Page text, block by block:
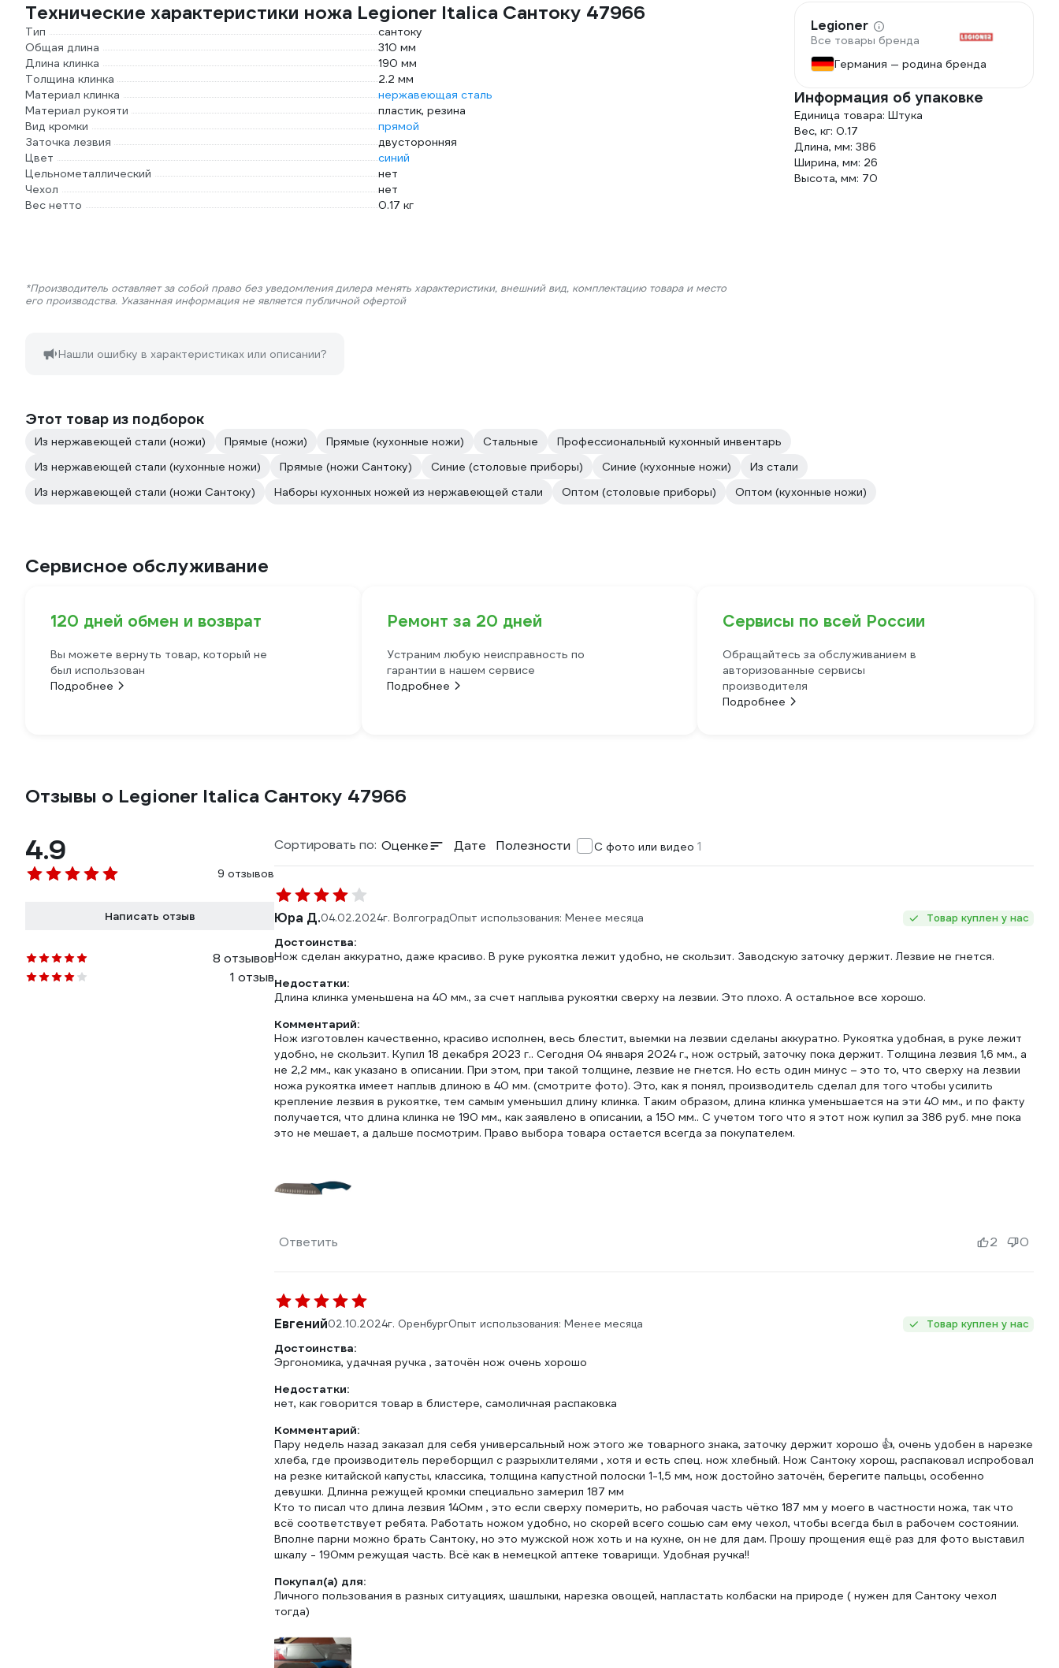
Технические характеристики ножа Legioner Italica Сантоку 47966
Тип
сантоку
Общая длина
310 мм
Длина клинка
190 мм
Толщина клинка
2.2 мм
Материал клинка
нержавеющая сталь
Материал рукояти
пластик, резина
Вид кромки
прямой
Заточка лезвия
двусторонняя
Цвет
синий
Цельнометаллический
нет
Чехол
нет
Вес нетто
0.17 кг
*Производитель оставляет за собой право без уведомления дилера менять характеристики, внешний вид, комплектацию товара и место
его производства. Указанная информация не является публичной офертой
Нашли ошибку в характеристиках или описании?
Legioner
Все товары бренда
Германия — родина бренда
Информация об упаковке
Единица товара: Штука
Вес, кг: 0.17
Длина, мм: 386
Ширина, мм: 26
Высота, мм: 70
Этот товар из подборок
Из нержавеющей стали (ножи) Прямые (ножи) Прямые (кухонные ножи) Стальные
Профессиональный кухонный инвентарь
Из нержавеющей стали (кухонные ножи)
Прямые (ножи Сантоку) Синие (столовые приборы) Синие (кухонные ножи)
Из стали
Из нержавеющей стали (ножи Сантоку)
Наборы кухонных ножей из нержавеющей стали Оптом (столовые приборы) Оптом (кухонные ножи)
Сервисное обслуживание
120 дней обмен и возврат
Вы можете вернуть товар, который не
был использован
Подробнее
Ремонт за 20 дней
Устраним любую неисправность по
гарантии в нашем сервисе
Подробнее
Сервисы по всей России
Обращайтесь за обслуживанием в
авторизованные сервисы
производителя
Подробнее
Отзывы о Legioner Italica Сантоку 47966
4.9
9 отзывов
Написать отзыв
8 отзывов
1 отзыв
Сортировать по: Оценке Дате Полезности С фото или видео 1
Юра Д.04.02.2024г. ВолгоградОпыт использования: Менее месяца Товар куплен у нас
Достоинства:
Нож сделан аккуратно, даже красиво. В руке рукоятка лежит удобно, не скользит. Заводскую заточку держит. Лезвие не гнется.
Недостатки:
Длина клинка уменьшена на 40 мм., за счет наплыва рукоятки сверху на лезвии. Это плохо. А остальное все хорошо.
Комментарий:
Нож изготовлен качественно, красиво исполнен, весь блестит, выемки на лезвии сделаны аккуратно. Рукоятка удобная, в руке лежит
удобно, не скользит. Купил 18 декабря 2023 г.. Сегодня 04 января 2024 г., нож острый, заточку пока держит. Толщина лезвия 1,6 мм., а
не 2,2 мм., как указано в описании. При этом, при такой толщине, лезвие не гнется. Но есть один минус – это то, что сверху на лезвии
ножа рукоятка имеет наплыв длиною в 40 мм. (смотрите фото). Это, как я понял, производитель сделал для того чтобы усилить
крепление лезвия в рукоятке, тем самым уменьшил длину клинка. Таким образом, длина клинка уменьшается на эти 40 мм., и по факту
получается, что длина клинка не 190 мм., как заявлено в описании, а 150 мм.. С учетом того что я этот нож купил за 386 руб. мне пока
это не мешает, а дальше посмотрим. Право выбора товара остается всегда за покупателем.
Ответить 2 0
Евгений02.10.2024г. ОренбургОпыт использования: Менее месяца Товар куплен у нас
Достоинства:
Эргономика, удачная ручка , заточён нож очень хорошо
Недостатки:
нет, как говорится товар в блистере, самоличная распаковка
Комментарий:
Пару недель назад заказал для себя универсальный нож этого же товарного знака, заточку держит хорошо 👍, очень удобен в нарезке
хлеба, где производитель переборщил с разрыхлителями , хотя и есть спец. нож хлебный. Нож Сантоку хорош, распаковал испробовал
на резке китайской капусты, классика, толщина капустной полоски 1-1,5 мм, нож достойно заточён, берегите пальцы, особенно
девушки. Длинна режущей кромки специально замерил 187 мм
Кто то писал что длина лезвия 140мм , это если сверху померить, но рабочая часть чётко 187 мм у моего в частности ножа, так что
всё соответствует ребята. Работать ножом удобно, но скорей всего сошью сам ему чехол, чтобы всегда был в рабочем состоянии.
Вполне парни можно брать Сантоку, но это мужской нож хоть и на кухне, он не для дам. Прошу прощения ещё раз для фото выставил
шкалу - 190мм режущая часть. Всё как в немецкой аптеке товарищи. Удобная ручка!!
Покупал(а) для:
Личного пользования в разных ситуациях, шашлыки, нарезка овощей, напластать колбаски на природе ( нужен для Сантоку чехол
тогда)